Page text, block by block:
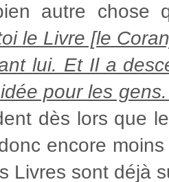
autre chose
le Livre [le
lui. Et Il a
pour les
dès lors que
encore
Livres sont déjà